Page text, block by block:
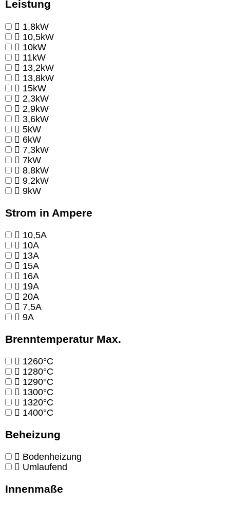
Leistung
1,8kW
10,5kW
10kW
11kW
13,2kW
13,8kW
15kW
2,3kW
2,9kW
3,6kW
5kW
6kW
7,3kW
7kW
8,8kW
9,2kW
9kW
Strom in Ampere
10,5A
10A
13A
15A
16A
19A
20A
7,5A
9A
Brenntemperatur Max.
1260°C
1280°C
1290°C
1300°C
1320°C
1400°C
Beheizung
Bodenheizung
Umlaufend
Innenmaße